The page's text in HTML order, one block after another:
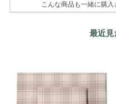
こんな商品も一緒に購
最近見